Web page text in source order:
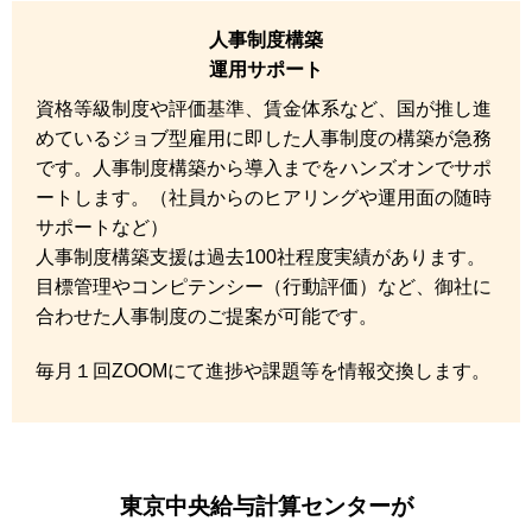
人事制度構築
運用サポート
資格等級制度や評価基準、賃金体系など、国が推し進
めているジョブ型雇用に即した人事制度の構築が急務
です。人事制度構築から導入までをハンズオンでサポ
ートします。（社員からのヒアリングや運用面の随時
サポートなど）
人事制度構築支援は過去100社程度実績があります。
目標管理やコンピテンシー（行動評価）など、御社に
合わせた人事制度のご提案が可能です。
毎月１回ZOOMにて進捗や課題等を情報交換します。
東京中央給与計算センターが